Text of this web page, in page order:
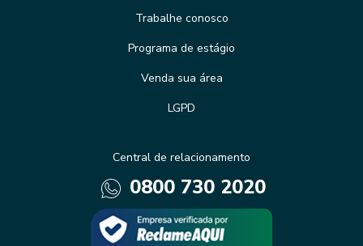
Trabalhe conosco
Programa de estágio
Venda sua área
LGPD
Central de relacionamento
0800 730 2020